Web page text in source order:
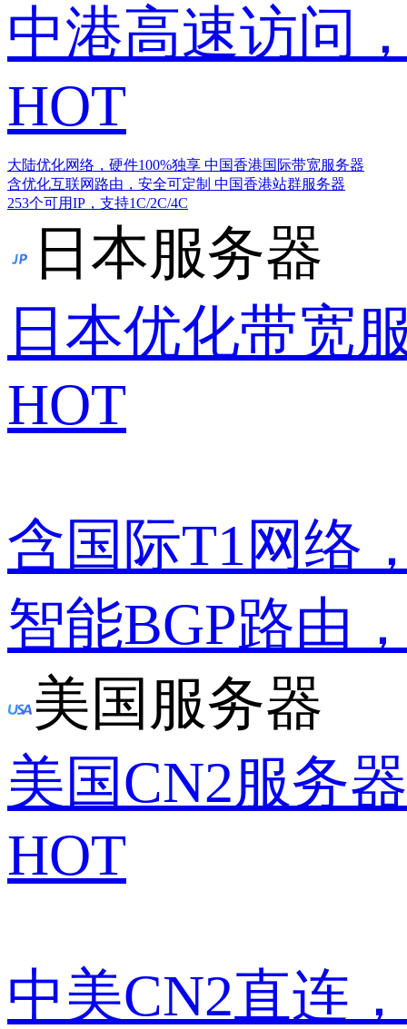
中港高速访问
HOT
大陆优化网络，硬件100%独享 中国香港国际带宽服务器
含优化互联网路由，安全可定制 中国香港站群服务器
253个可用IP，支持1C/2C/4C
日本服务器
日本优化带宽
HOT
含国际T1网络
智能BGP路由
美国服务器
美国CN2服务器
HOT
中美CN2直连